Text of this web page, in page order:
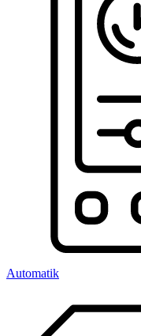
Automatik